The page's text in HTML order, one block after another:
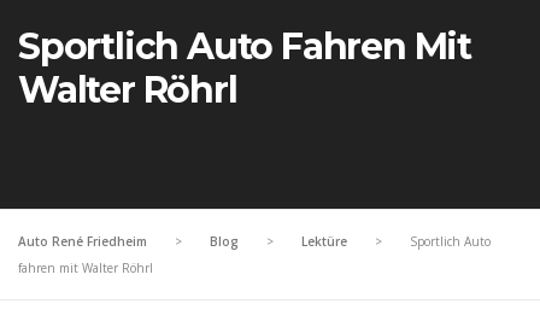
Sportlich Auto Fahren Mit
Walter Röhrl
Auto René Friedheim > Blog > Lektüre >
Sportlich Auto
fahren mit Walter Röhrl